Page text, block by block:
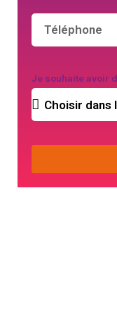
Je souhaite avoir